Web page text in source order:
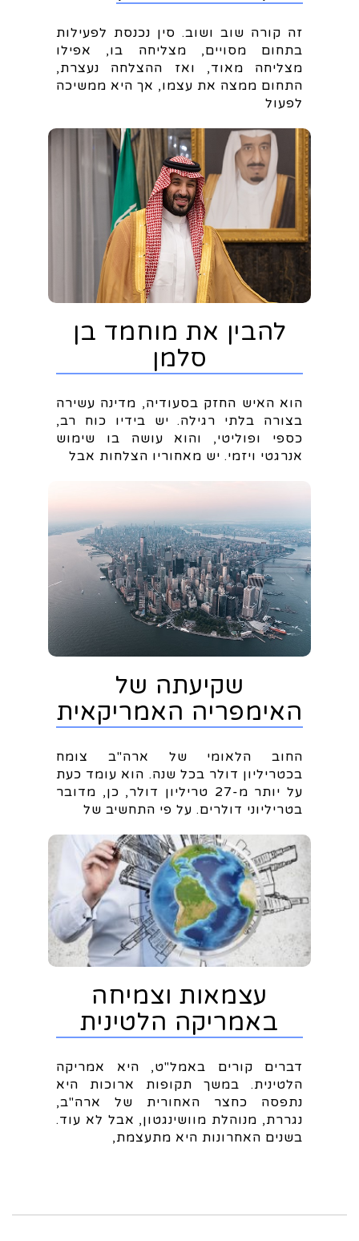
זה קורה שוב ושוב. סין נכנסת לפעילות
בתחום מסויים, מצליחה בו, אפילו
מצליחה מאוד, ואז ההצלחה נעצרת,
התחום ממצה את עצמו, אך היא ממשיכה
לפעול
להבין את מוחמד בן
סלמן
הוא האיש החזק בסעודיה, מדינה עשירה
בצורה בלתי רגילה. יש בידיו כוח רב,
כספי ופוליטי, והוא עושה בו שימוש
אנרגטי ויזמי. יש מאחוריו הצלחות אבל
שקיעתה של
האימפריה האמריקאית
החוב הלאומי של ארה"ב צומח
בכטריליון דולר בכל שנה. הוא עומד כעת
על יותר מ-27 טריליון דולר, כן, מדובר
בטריליוני דולרים. על פי התחשיב של
עצמאות וצמיחה
באמריקה הלטינית
דברים קורים באמל"ט, היא אמריקה
הלטינית. במשך תקופות ארוכות היא
נתפסה כחצר האחורית של ארה"ב,
נגררת, מנוהלת מוושינגטון, אבל לא עוד.
בשנים האחרונות היא מתעצמת,